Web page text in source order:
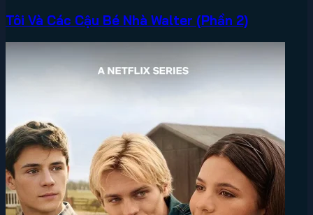
Tôi Và Các Cậu Bé Nhà Walter (Phần 2)